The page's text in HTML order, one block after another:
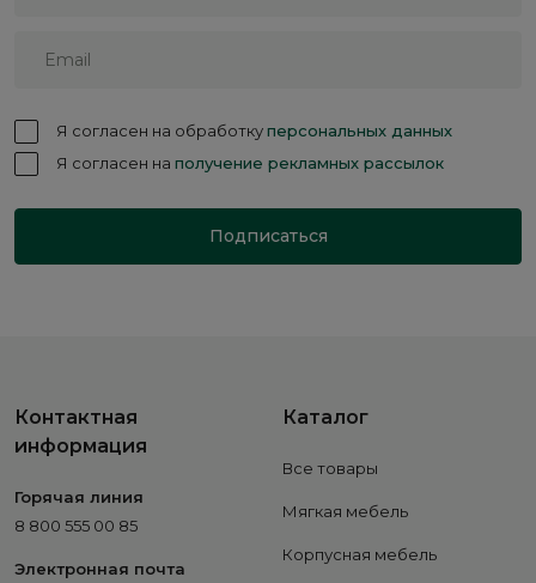
Я согласен на обработкуперсональных данных
Я согласен на получение рекламных рассылок
Подписаться
Контактная
информация
Горячая линия
8 800 555 00 85
Электронная почта
Каталог
Все товары
Мягкая мебель
Корпусная мебель